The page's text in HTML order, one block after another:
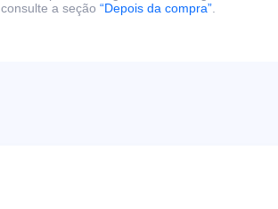
consulte a seção “Depois da compra”